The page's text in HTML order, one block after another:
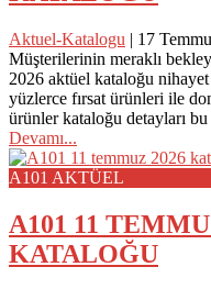
Aktuel-Katalogu | 17
Müşterilerinin meraklı
2026 aktüel kataloğu
yüzlerce fırsat ürünleri ile
ürünler kataloğu detayları bu
Devamı...
A101 AKTÜEL
A101 11
KATALOĞU